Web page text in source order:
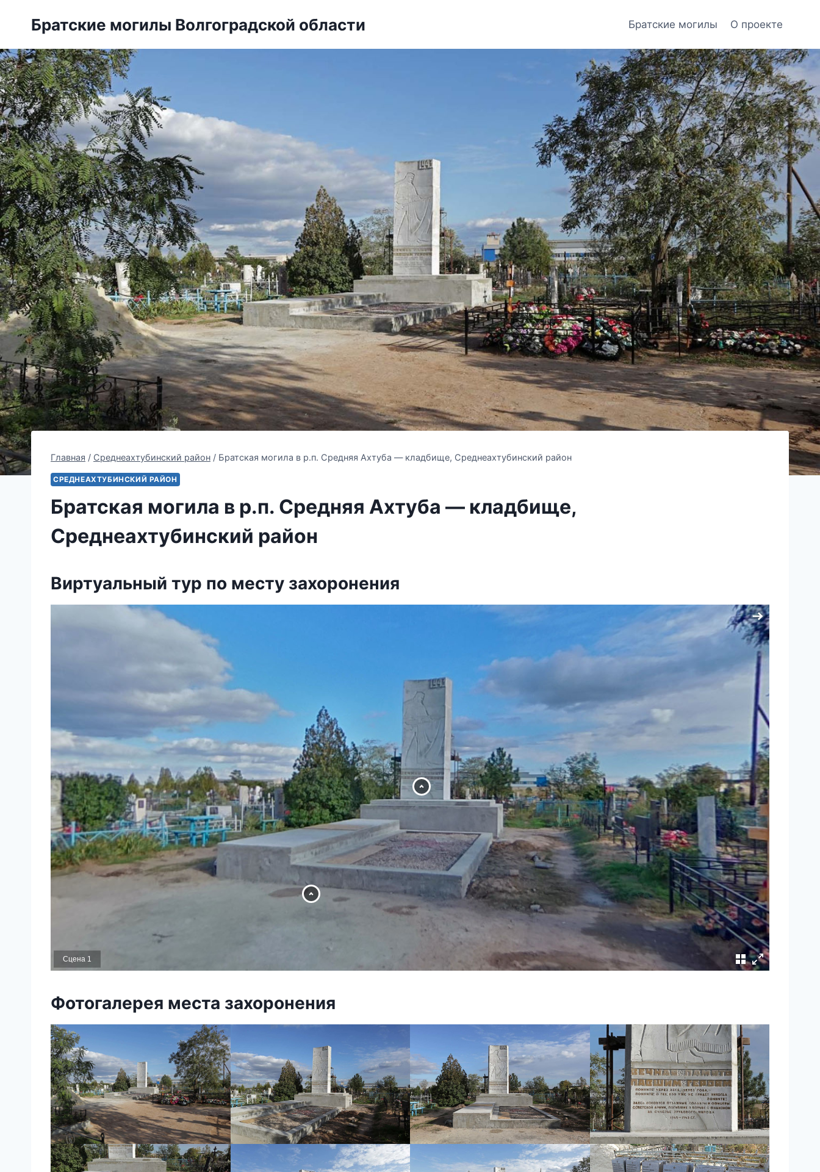
Братские могилы Волгоградской области Братские могилы О проекте
Главная / Среднеахтубинский район / Братская могила в р.п. Средняя Ахтуба — кладбище, Среднеахтубинский район
СРЕДНЕАХТУБИНСКИЙ РАЙОН
Братская могила в р.п. Средняя Ахтуба — кладбище,
Среднеахтубинский район
Виртуальный тур по месту захоронения
Сцена 1
Фотогалерея места захоронения